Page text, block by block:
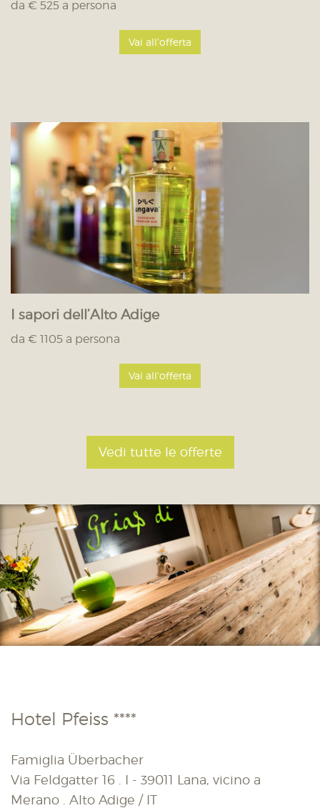
da € 525 a persona
Vai all'offerta
I sapori dell’Alto Adige
da € 1105 a persona
Vai all'offerta
Vedi tutte le offerte
Hotel Pfeiss ****
Famiglia Überbacher
Via Feldgatter 16 . I - 39011 Lana, vicino a
Merano . Alto Adige / IT